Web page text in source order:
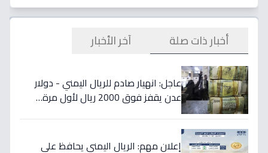
أخبار ذات صلة آخر الأخبار
عاجل: انهيار صادم للريال اليمني - دولار
عدن يقفز فوق 2000 ريال لأول مرة…
إعلان مهم: الريال اليمني يحافظ على